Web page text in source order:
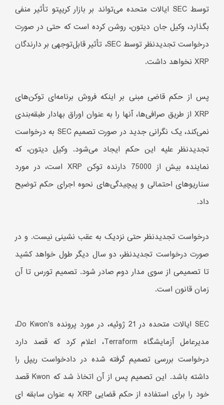
توسط SEC ایالات متحده می‌تواند بر بازار کریپتو تأثیر منفی
بگذارد، وکیل جان دیتون، روشن کرده است که حتی در صورت
درخواست تجدیدنظر توسط SEC، تأثیر قابل‌توجهی بر دارندگان
XRP نخواهد داشت.
پس از حکم قاضی مبنی بر اینکه فروش برنامه‌ای توکن‌های
XRP از طریق صرافی‌ها، آنها را به عنوان اوراق بهادار طبقه‌بندی
نمی‌کند، یک نگرانی جدید در صورت تصمیم SEC به درخواست
تجدیدنظر علیه این حکم ایجاد می‌شود. وکیل دیتون، که
نماینده بیش از 75000 دارنده توکن XRP است، در مورد
سناریوهای احتمالی و پیچیدگی‌های نحوه اجرای حکم توضیح
داد.
درخواست تجدیدنظر حتی نزدیک به عقب نشینی نیست. و در
صورت درخواست تجدیدنظر، دو سال دیگر طول خواهد کشید
تا تصمیمی از سوی مدار دوم صادر شود. تصمیم تورس تا آن
زمان قانون است.
SEC ایالات متحده در 21 ژوئیه، در مورد پرونده Do Kwon's،
مدیرعامل آزمایشگاه Terraform، اعلام کرد که قصد دارد
درخواست بررسی تصمیم گرفته شده در دادخواست ریپل را
داشته باشد. این تصمیم پس از آن اتخاذ شد که Kwon قصد
خود را برای استفاده از حکم قضایی XRP به عنوان سابقه ای